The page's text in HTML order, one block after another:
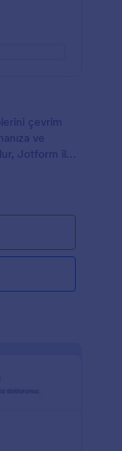
çevrim
ve
Jotform ile